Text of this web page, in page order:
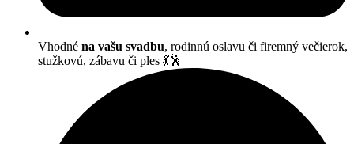
Vhodné na vašu svadbu, rodinnú oslavu či firemný večierok,
stužkovú, zábavu či ples 💃🕺